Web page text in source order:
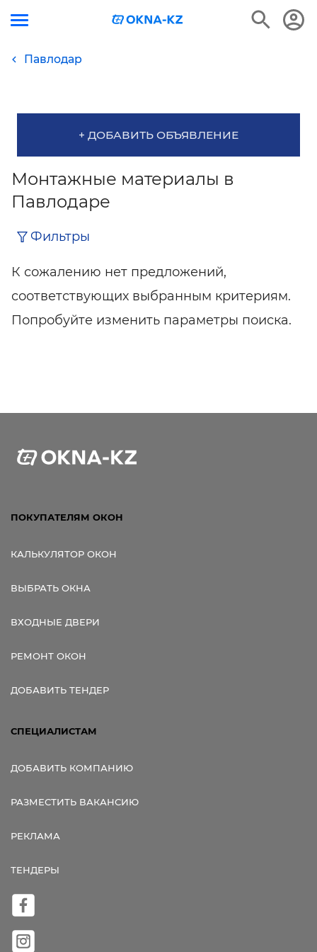
Павлодар
+ ДОБАВИТЬ ОБЪЯВЛЕНИЕ
Монтажные материалы в
Павлодаре
Фильтры
К сожалению нет предложений,
соответствующих выбранным критериям.
Попробуйте изменить параметры поиска.
ПОКУПАТЕЛЯМ ОКОН
КАЛЬКУЛЯТОР ОКОН
ВЫБРАТЬ ОКНА
ВХОДНЫЕ ДВЕРИ
РЕМОНТ ОКОН
ДОБАВИТЬ ТЕНДЕР
СПЕЦИАЛИСТАМ
ДОБАВИТЬ КОМПАНИЮ
РАЗМЕСТИТЬ ВАКАНСИЮ
РЕКЛАМА
ТЕНДЕРЫ